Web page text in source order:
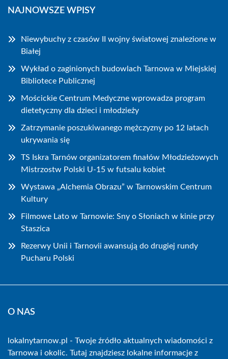
NAJNOWSZE WPISY
Niewybuchy z czasów II wojny światowej znalezione w
Białej
Wykład o zaginionych budowlach Tarnowa w Miejskiej
Bibliotece Publicznej
Mościckie Centrum Medyczne wprowadza program
dietetyczny dla dzieci i młodzieży
Zatrzymanie poszukiwanego mężczyzny po 12 latach
ukrywania się
TS Iskra Tarnów organizatorem finałów Młodzieżowych
Mistrzostw Polski U-15 w futsalu kobiet
Wystawa „Alchemia Obrazu” w Tarnowskim Centrum
Kultury
Filmowe Lato w Tarnowie: Sny o Słoniach w kinie przy
Staszica
Rezerwy Unii i Tarnovii awansują do drugiej rundy
Pucharu Polski
O NAS
lokalnytarnow.pl - Twoje źródło aktualnych wiadomości z
Tarnowa i okolic. Tutaj znajdziesz lokalne informacje z